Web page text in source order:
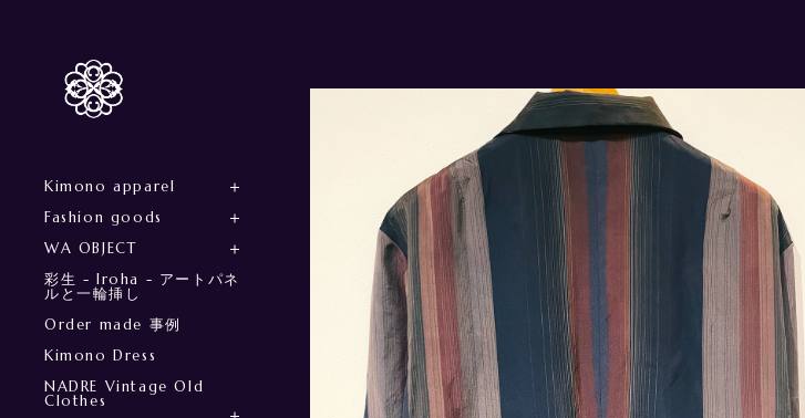
Kimono apparel
Fashion goods
WA OBJECT
彩生 - Iroha - アートパネ
ルと一輪挿し
Order made 事例
Kimono Dress
NADRE Vintage Old
Clothes